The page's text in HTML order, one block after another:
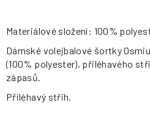
Materiálové složení: 100%
Dámské volejbalové šortky
(100% polyester), přiléhavého
zápasů.
Přiléhavý střih.